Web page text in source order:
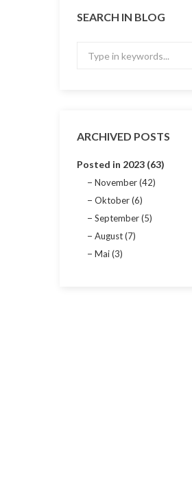
SEARCH IN BLOG
ARCHIVED POSTS
Posted in 2023 (63)
November (42)
Oktober (6)
September (5)
August (7)
Mai (3)